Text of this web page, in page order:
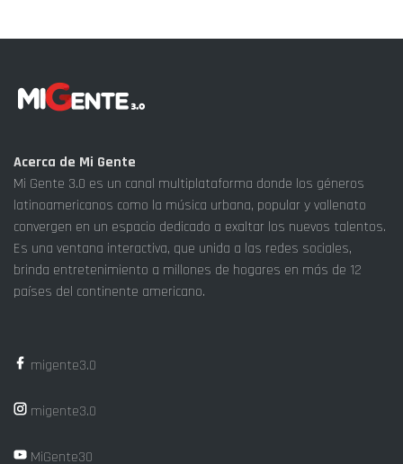
Acerca de Mi Gente
Mi Gente 3.0 es un canal multiplataforma donde los géneros
latinoamericanos como la música urbana, popular y vallenato
convergen en un espacio dedicado a exaltar los nuevos talentos.
Es una ventana interactiva, que unida a las redes sociales,
brinda entretenimiento a millones de hogares en más de 12
países del continente americano.
migente3.0
migente3.0
MiGente30